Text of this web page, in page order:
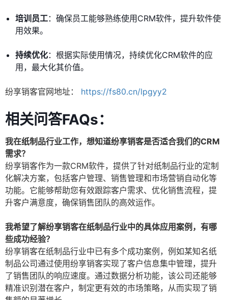
培训员工：确保员工能够熟练使用CRM软件，提升软件使
用效果。
持续优化：根据实际使用情况，持续优化CRM软件的应
用，最大化其价值。
纷享销客官网地址： https://fs80.cn/lpgyy2
相关问答FAQs：
我在纸制品行业工作，想知道纷享销客是否适合我们的CRM
需求？
纷享销客作为一款CRM软件，提供了针对纸制品行业的定制
化解决方案，包括客户管理、销售管理和市场营销自动化等
功能。它能够帮助您有效跟踪客户需求、优化销售流程，提
升客户满意度，确保销售团队的高效运作。
我希望了解纷享销客在纸制品行业中的具体应用案例，有哪
些成功经验？
纷享销客在纸制品行业中已有多个成功案例，例如某知名纸
制品公司通过使用纷享销客实现了客户信息集中管理，提升
了销售团队的响应速度。通过数据分析功能，该公司还能够
精准识别潜在客户，制定更有效的市场策略，从而实现了销